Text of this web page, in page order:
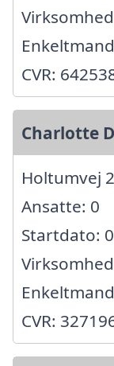
CVR:
Charlotte
Holtumvej
Ansatte: 0
Startdato:
CVR: